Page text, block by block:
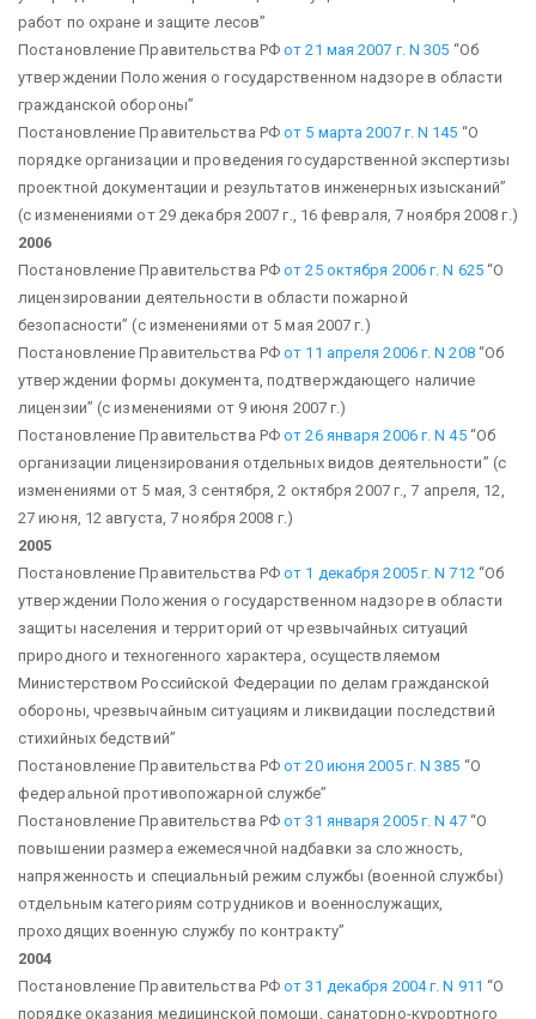
работ по охране и защите лесов”
Постановление Правительства РФот 21 мая 2007 г. N 305 “Об
утверждении Положения о государственном надзоре в области
гражданской обороны”
Постановление Правительства РФот 5 марта 2007 г. N 145 “О
порядке организации и проведения государственной экспертизы
проектной документации и результатов инженерных изысканий”
(с изменениями от 29 декабря 2007 г., 16 февраля, 7 ноября 2008 г.)
2006
Постановление Правительства РФот 25 октября 2006 г. N 625“О
лицензировании деятельности в области пожарной
безопасности” (с изменениями от 5 мая 2007 г.)
Постановление Правительства РФот 11 апреля 2006 г. N 208“Об
утверждении формы документа, подтверждающего наличие
лицензии” (с изменениями от 9 июня 2007 г.)
Постановление Правительства РФот 26 января 2006 г. N 45“Об
организации лицензирования отдельных видов деятельности” (с
изменениями от 5 мая, 3 сентября, 2 октября 2007 г., 7 апреля, 12,
27 июня, 12 августа, 7 ноября 2008 г.)
2005
Постановление Правительства РФот 1 декабря 2005 г. N 712 “Об
утверждении Положения о государственном надзоре в области
защиты населения и территорий от чрезвычайных ситуаций
природного и техногенного характера, осуществляемом
Министерством Российской Федерации по делам гражданской
обороны, чрезвычайным ситуациям и ликвидации последствий
стихийных бедствий”
Постановление Правительства РФот 20 июня 2005 г. N 385 “О
федеральной противопожарной службе”
Постановление Правительства РФот 31 января 2005 г. N 47“О
повышении размера ежемесячной надбавки за сложность,
напряженность и специальный режим службы (военной службы)
отдельным категориям сотрудников и военнослужащих,
проходящих военную службу по контракту”
2004
Постановление Правительства РФот 31 декабря 2004 г. N 911 “О
порядке оказания медицинской помощи, санаторно-курортного